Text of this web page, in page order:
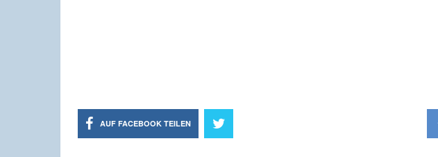
AUF FACEBOOK TEILEN